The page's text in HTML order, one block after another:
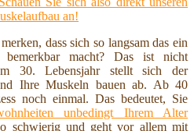
an!
dass sich so langsam das ein
bemerkbar macht? Das ist nicht
30. Lebensjahr stellt sich der
Ihre Muskeln bauen ab. Ab 40
noch einmal. Das bedeutet, Sie
unbedingt Ihrem Alter
schwierig und geht vor allem mit